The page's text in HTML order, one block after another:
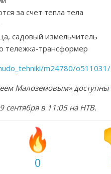
за счет тепла тела
садовый измельчитель
тележка-трансформер
m24780/o511031/
Малоземовым» доступны
в 11:05 на НТВ.
0